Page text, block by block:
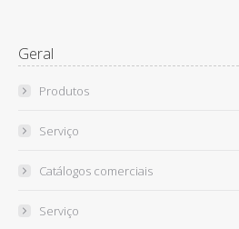
Geral
Produtos
Serviço
Catálogos comerciais
Serviço